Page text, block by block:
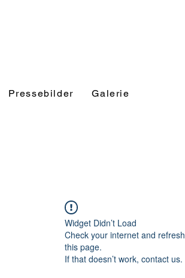
Pressebilder Galerie
Widget Didn’t Load
Check your internet and refresh
this page.
If that doesn’t work, contact us.